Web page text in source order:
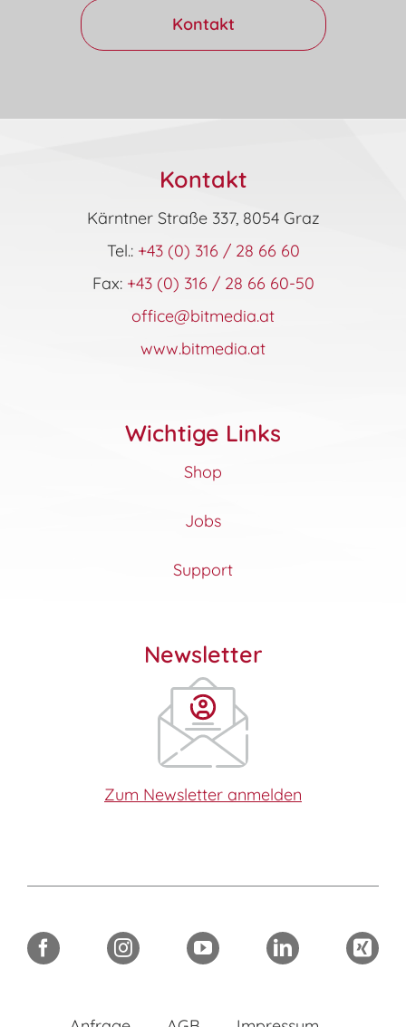
Kontakt
Kontakt
Kärntner Straße 337, 8054 Graz
Tel.: +43 (0) 316 / 28 66 60
Fax: +43 (0) 316 / 28 66 60-50
office@bitmedia.at
www.bitmedia.at
Wichtige Links
Shop
Jobs
Support
Newsletter
Zum Newsletter anmelden